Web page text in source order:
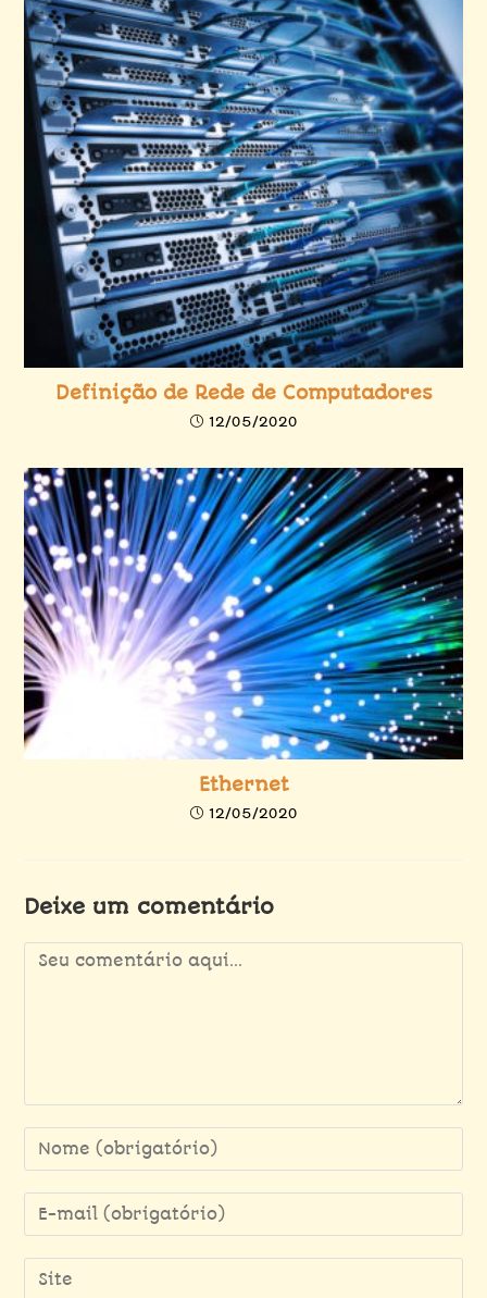
Definição de Rede de Computadores
12/05/2020
Ethernet
12/05/2020
Deixe um comentário